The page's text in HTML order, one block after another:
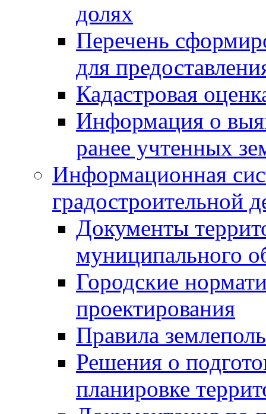
долях
Перечень
для
Кадастровая
Информация о
ранее учтенных
Информационная
градостроительной
Документы
муниципального
Городские
проектирования
Правила
Решения о
планировке